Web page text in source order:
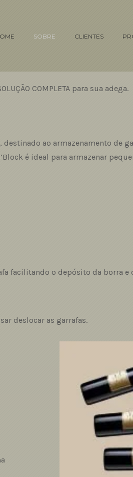
SOBRE CLIENTES
COMPLETA para sua adega.
ao armazenamento de
é ideal para armazenar
facilitando o depósito da borra e
deslocar as garrafas.